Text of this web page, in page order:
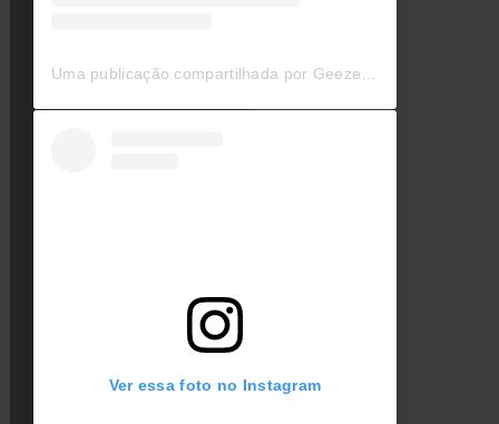
Uma publicação compartilhada por Geezer Butler (@geezerbutler)
Ver essa foto no Instagram